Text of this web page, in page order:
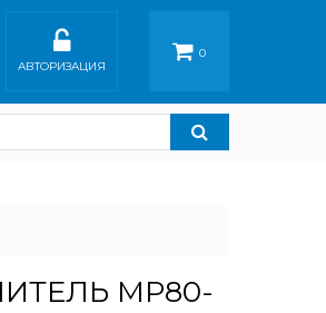
0
АВТОРИЗАЦИЯ
МР80-